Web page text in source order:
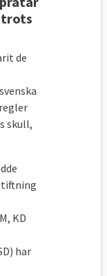
trots
de
skull,
KD
har